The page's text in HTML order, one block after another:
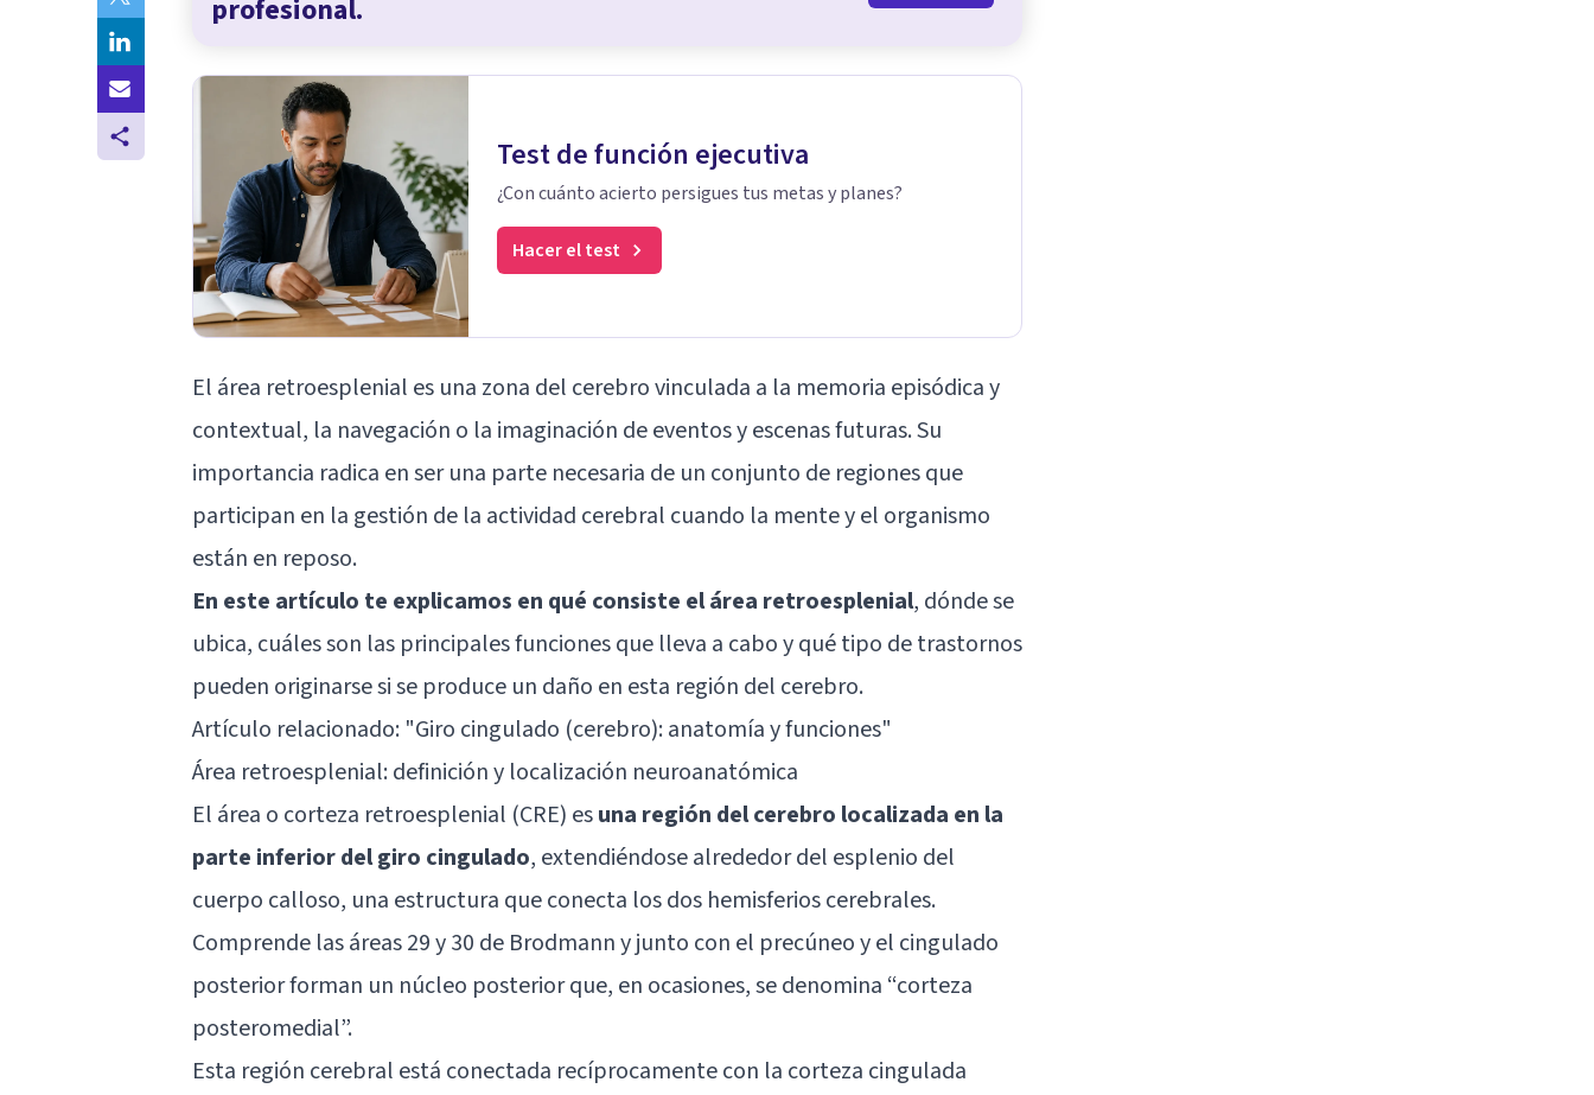
profesional.
Test de función ejecutiva
¿Con cuánto acierto persigues tus metas y planes?
Hacer el test
El área retroesplenial es una zona del cerebro vinculada a la memoria episódica y
contextual, la navegación o la imaginación de eventos y escenas futuras. Su
importancia radica en ser una parte necesaria de un conjunto de regiones que
participan en la gestión de la actividad cerebral cuando la mente y el organismo
están en reposo.
En este artículo te explicamos en qué consiste el área retroesplenial, dónde se
ubica, cuáles son las principales funciones que lleva a cabo y qué tipo de trastornos
pueden originarse si se produce un daño en esta región del cerebro.
Artículo relacionado: "Giro cingulado (cerebro): anatomía y funciones"
Área retroesplenial: definición y localización neuroanatómica
El área o corteza retroesplenial (CRE) esuna región del cerebro localizada en la
parte inferior del giro cingulado, extendiéndose alrededor del esplenio del
cuerpo calloso, una estructura que conecta los dos hemisferios cerebrales.
Comprende las áreas 29 y 30 de Brodmann y junto con el precúneo y el cingulado
posterior forman un núcleo posterior que, en ocasiones, se denomina “corteza
posteromedial”.
Esta región cerebral está conectada recíprocamente con la corteza cingulada